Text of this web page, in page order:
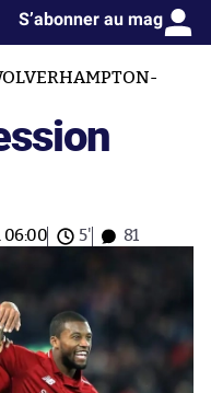
S’abonner au mag
06:00 5' 81